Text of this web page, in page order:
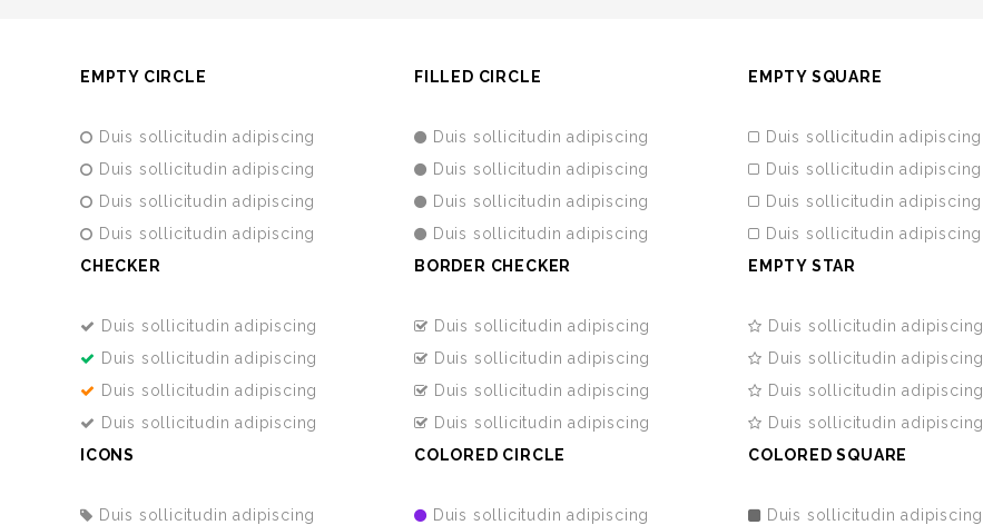
EMPTY CIRCLE
Duis sollicitudin adipiscing
Duis sollicitudin adipiscing
Duis sollicitudin adipiscing
Duis sollicitudin adipiscing
FILLED CIRCLE
Duis sollicitudin adipiscing
Duis sollicitudin adipiscing
Duis sollicitudin adipiscing
Duis sollicitudin adipiscing
EMPTY SQUARE
Duis sollicitudin adipiscing
Duis sollicitudin adipiscing
Duis sollicitudin adipiscing
Duis sollicitudin adipiscing
CHECKER
Duis sollicitudin adipiscing
Duis sollicitudin adipiscing
Duis sollicitudin adipiscing
Duis sollicitudin adipiscing
BORDER CHECKER
Duis sollicitudin adipiscing
Duis sollicitudin adipiscing
Duis sollicitudin adipiscing
Duis sollicitudin adipiscing
EMPTY STAR
Duis sollicitudin adipiscing
Duis sollicitudin adipiscing
Duis sollicitudin adipiscing
Duis sollicitudin adipiscing
ICONS
Duis sollicitudin adipiscing
COLORED CIRCLE
Duis sollicitudin adipiscing
COLORED SQUARE
Duis sollicitudin adipiscing